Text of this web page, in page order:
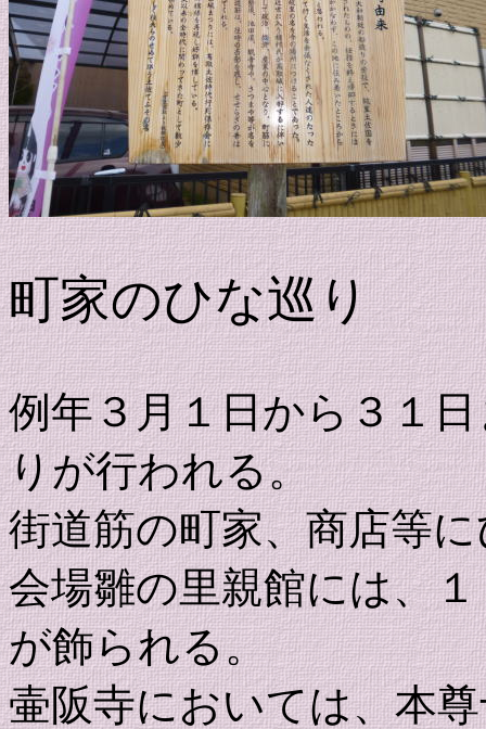
町家のひな巡り
例年３月１日から３１
りが行われる。
街道筋の町家、商店等
会場雛の里親館には、
が飾られる。
壷阪寺においては、本